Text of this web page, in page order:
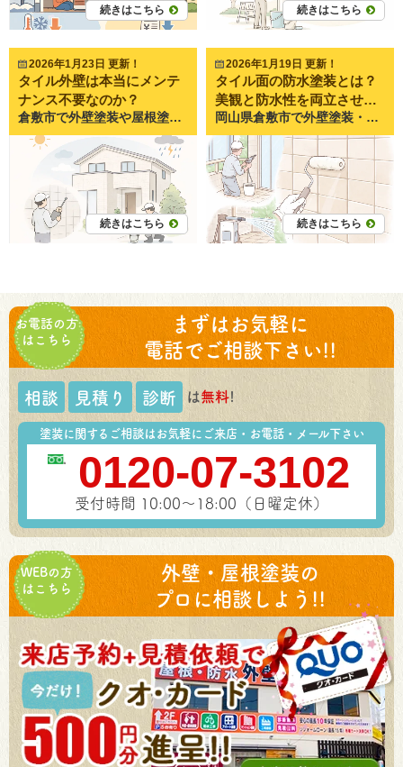
続きはこちら 続きはこちら
2026年1月23日 更新！
タイル外壁は本当にメンテ
ナンス不要なのか？
倉敷市で外壁塗装や屋根塗装のご相談をいただく中で、非常に多いご質問のひとつが「タイル外壁はメンテナンスがいらないのでは？」というものです。 タイル外壁と聞くと、高級感があり、長期間きれいな状態を保てる外壁材というイメージを持たれている方も多いのではないでしょうか。 確かに、タイル外壁は他の外壁材と比べて耐久性が高く、塗り替えの必要がない点が大きな特徴です。そのため「外壁塗装は不要」「屋根塗装だけ考えればいい」と思われがちですが、実際には注意しておきたいポイントも存在します。 今回は、倉敷市で塗装業を営むペイントプロ美達が、タイル外壁の特徴やメリット、そして本当にメンテナンスが不要なのかについて、わかりやすく解説していきます。タイル外壁の住宅にお住まいの方や、これから外壁リフォームを検討されている方は、ぜひ参考にしてみてください。 外壁材の種類とタイル外壁の立ち位置 住宅に使用される外壁材には、さまざまな種類があります。 代表的なものとして、モルタル塗り壁、窯業系サイディング、金属サイディング、ALCパネル、そしてタイル外壁が挙げられます。 モルタルやサイディング外壁は、定期的な外壁塗装によって防水性や美観を維持する必要があります。一方で、タイル外壁は素材自体が非常に強く、紫外線や雨風の影響を受けにくいため、塗装による保護を基本的に必要としません。 倉敷市内でも、築年数が経過しているにもかかわらず、外観の印象がほとんど変わらないタイル外壁の住宅を見かけることがあります。こうした点から、タイル外壁は「メンテナンスフリー」という言葉で表現されることが多くなっています。 タイル外壁が選ばれる理由と高級感 タイル外壁の最大の魅力は、やはりその高級感です。 タイルは粘土や無機質の原料を成形し、高温で焼き固めて作られる建材で、内壁や床、浴室など幅広い場所で使用されています。外壁に使用すると、独特の立体感や重量感が生まれ、住宅全体に重厚な印象を与えてくれます。 外壁塗装で色を変える住宅とは異なり、素材そのものの質感や風合いを楽しめる点も、タイル外壁ならではの特徴です。デザイン性を重視した住宅や、長く飽きのこない外観を求める方にとって、タイル外壁は非常に魅力的な選択肢と言えるでしょう。 タイル外壁の耐久性と性能面の強み タイル外壁は見た目だけでなく、性能面でも優れています。 外壁は常に紫外線や雨風にさらされ、住宅を守る役割を果たしていますが、タイルは無機質素材であるため、劣化しにくいという特性を持っています。 色あせが起こりにくく、傷もつきにくいため、美観を長期間維持しやすい点が大きなメリットです。また、吸水率が低いため雨水が内部に浸透しにくく、建物の構造部分を守る効果も期待できます。 さらに、適切な施工が行われていれば、地震が起きた際にも簡単に剥がれ落ちる心配は少ないとされています。こうした理由から、タイル外壁は耐久性を重視する方に選ばれやすい外壁材となっています。 タイル外壁は本当に何もしなくていいのか ここまで聞くと、「やはりタイル外壁なら外壁塗装も屋根塗装もあまり気にしなくていいのでは？」と思われるかもしれません。 しかし、タイルそのものが丈夫であっても、外壁全体として見ると、まったくメンテナンスが不要というわけではありません。 特に注意が必要なのが、タイル以外の部分です。外壁には、付帯部や目地など、タイル以外の材料が多く使われています。これらの部分は、タイル本体よりも先に劣化が進むケースが少なくありません。 目地に使われるシーリング材の劣化 タイルとタイルの間には、シーリング材（コーキング材）が施工されています。 このシーリング材は、建物の動きに追従しながら防水性を確保する重要な役割を担っています。 しかし、シーリング材は紫外線や雨風の影響を受けやすく、年月とともに硬化やひび割れが発生します。倉敷市のように、夏の強い日差しや梅雨時期の湿気、冬場の気温差がある地域では、劣化の進行は避けられません。 シーリングが劣化すると、防水性が低下し、雨水が内部に侵入する原因になります。そのため、タイル外壁であっても、目地部分については10年に一度を目安に点検や補修を行うことが大切です。 タイルの浮きは見逃してはいけない劣化症状 タイル外壁で注意したいもうひとつのポイントが、タイルの浮きです。 タイルの浮きは、打診棒を使って表面を叩き、音の違いによって確認します。 浮きが発生する原因としては、下地となるモルタルや接着剤の経年劣化、施工時の不具合などが考えられます。浮いた状態を放置すると、やがてタイルが剥がれ落ちる可能性があり、非常に危険です。 補修方法としては、エポキシ樹脂を注入して固定する方法や、モルタルを使用して貼り直す方法があります。劣化の程度によっては、既存のタイルを撤去し、新しいタイルに張り替える必要が出てくる場合もあります。 ひび割れや破損が起こるケース タイル外壁は耐久性が高いとはいえ、ひび割れや破損がまったく起こらないわけではありません。 強い衝撃が加わった場合や、下地の動きが大きい場合には、タイル自体に劣化症状が現れることがあります。 ひび割れの状態によっては、タイルを張り替えずに、シーリング材や特殊なアクリル樹脂を使用して補修できるケースもあります。ただし、症状を放置すると被害が拡大する可能性があるため、早めの対応が重要です。 劣化を放置するリスク タイル外壁は「丈夫だから大丈夫」と思われがちですが、劣化を放置してしまうと、美観を損なうだけでなく、建物構造にまで影響を与える可能性があります。 特にタイルの浮きや剥がれは、落下の危険があるため、メンテナンス時期に関係なく、異変を感じたら早めに点検を行うことが重要です。 外壁塗装や屋根塗装と同様に、タイル外壁も定期的なチェックが住まいを守ることにつながります。 クリア塗装というメンテナンス方法 タイル外壁は基本的に塗装メンテナンスが不要ですが、無色のクリア塗料を使用した塗装を行うことは可能です。 クリア塗装を施すことで、撥水性を高めたり、表面にツヤを与えたりする効果が期待できます。 美観維持や表面保護を目的として、外壁塗装や屋根塗装とあわせて検討される方もいらっしゃいます。施工を検討する際は、専門業者に状態を確認してもらうことが大切です。 タイル外壁でも定期点検が住まいを守る メンテナンスフリーと呼ばれるタイル外壁ですが、美観や耐久性を長く保つためには、定期的な点検と適切な補修が欠かせません。 何も問題がないように見えても、目地や下地部分では劣化が進行しているケースもあります。 倉敷市で外壁塗装や屋根塗装、タイル外壁の点検や補修をご検討中の方は、地域密着の塗装業者であるペイントプロ美達までお気軽にご相談ください。 お住まいの状態に合わせた最適なメンテナンス方法をご提案いたします。 ▼▼▼お問い合わせはこちらから▼▼▼ ↓↓↓無料で見積相談してみませんか？↓↓↓ お電話でのお問い合わせはこちら⇒0120-07-3102 ホームページからのお問い合わせはこちら⇒お問い合わせフォーム ペイントプロ美達は岡山県倉敷市を中心に高品質な 屋根塗装・外壁塗装・雨漏り工事・防水工事をご提供する専門店です
続きはこちら
2026年1月19日 更新！
タイル面の防水塗装とは？
美観と防水性を両立させる
ために知っておきたい重要
ポイント
岡山県倉敷市で外壁塗装・屋根塗装を行っているペイントプロ美達です。 いつも当社のブログをご覧いただき、誠にありがとうございます。 倉敷市でも近年、タイル張りの外壁や床を採用した住宅や建物が増えています。タイルは重厚感があり、年月が経っても古さを感じにくい素材として人気があります。そのため「タイルは丈夫だから、外壁塗装や防水工事は必要ない」と思われる方も多いのではないでしょうか。 しかし実際には、タイル面であっても定期的な点検や防水対策は欠かせません。タイル自体は水を吸いにくい素材ですが、目地や下地部分は経年劣化によって少しずつ傷んでいきます。今回は、タイル面の防水塗装について、外壁塗装・屋根塗装の専門業者の視点から詳しく解説していきます。 【タイル面の防水塗装とはどのような施工なのか】 タイル張りの外壁や床は、一見すると非常に頑丈で雨水の影響を受けにくそうに見えます。確かにタイルそのものは陶器質で、水をほとんど通しません。ただし、タイルとタイルの間にある目地材は、紫外線や雨風の影響を強く受け、年数とともに劣化していきます。 目地が痩せたりひび割れたりすると、そこから雨水が内部に入り込み、下地や構造体に悪影響を及ぼす可能性があります。さらに、下地に水分が溜まることでタイルの浮きや剥がれが発生し、最悪の場合は落下事故につながる恐れもあります。 こうしたリスクを防ぐために行うのが、タイル面の防水塗装です。防水性能を持つ塗料やコーティング材をタイル表面に塗布することで、雨水の侵入を抑え、建物内部を守ります。透明な防水材を使用すれば、タイル本来の色合いや質感を活かしたまま施工できるため、美観を重視する方にも適した外壁塗装の一種といえます。 【タイル面防水塗装の目的と効果】 タイル面の防水塗装には、いくつかの重要な役割があります。 まず大きな目的は、防水性の向上です。目地や微細なひび割れから侵入する雨水を防ぐことで、外壁内部や下地の劣化を抑制します。倉敷市は季節によって降雨量が多く、台風や集中豪雨の影響を受けることもあるため、外壁塗装や屋根塗装と同様に防水対策は非常に重要です。 次に、美観の維持が挙げられます。防水塗装やコーティングを施すことで、汚れが付着しにくくなり、雨だれやカビ、コケの発生を抑えやすくなります。タイルの表面に自然な艶が生まれ、新築時のような美しさを長く保つことができます。 さらに、劣化スピードを遅らせる効果も期待できます。水分や汚れが直接下地に影響を与えにくくなるため、タイルや目地、下地の寿命を延ばすことにつながります。結果として、将来的な大規模修繕や張り替え工事のリスクを軽減できます。 築10年以上が経過したタイル外壁では、見た目に大きな問題がなくても内部で劣化が進んでいるケースが多く見られます。外壁塗装や屋根塗装と同じく、予防的なメンテナンスとしてタイル面の防水塗装は非常に有効です。 【タイル面防水塗装の施工の流れ】 タイル面の防水塗装は、正しい手順で行うことがとても重要です。まず最初に行うのが現地調査です。タイルの浮きや割れ、目地の状態、下地の劣化状況を丁寧に確認します。必要に応じて打診調査を行い、内部に空洞がないかもチェックします。 次に下地補修を行います。浮いているタイルは張り替えや注入補修を行い、ひび割れがある場合は補修材で補強します。目地が劣化している場合は、シーリング材の打ち替えや増し打ちを実施します。この工程を省いてしまうと、防水塗装を行っても十分な効果が得られません。 補修が完了した後は、高圧洗浄でタイル表面の汚れやカビ、排気ガスの付着物を徹底的に除去します。外壁塗装や屋根塗装と同様、下地を清潔な状態に整えることが仕上がりと耐久性を左右します。 その後、防水材やトップコートを塗布します。透明な防水コーティング材を使用すれば、既存のタイルデザインをそのまま活かすことができますし、半透明や着色タイプを選べば、外観の印象をやわらかく変えることも可能です。 【タイル面防水塗装で注意すべき点】 タイル面の防水塗装は、どんな状態のタイルにも万能というわけではありません。タイルの浮きが広範囲に及んでいる場合や、下地の劣化が深刻な場合は、塗装だけでは根本的な解決にならないことがあります。その場合は、外壁塗装とは別に、部分的な張り替えや下地補修を優先する必要があります。 また、防水材の種類によって耐久年数や仕上がりの質感は大きく異なります。短期間向けの材料もあれば、長期的な耐久性を持つ高性能な材料もあります。見積もりの際には、使用する防水材の特徴や耐久性、メンテナンスの目安についてしっかり説明を受けることが大切です。 【倉敷市でタイル面防水塗装を検討するなら】 倉敷市で外壁塗装や屋根塗装、タイル面の防水塗装を検討する際は、施工実績が豊富で、下地補修を含めた総合的な提案ができる業者を選ぶことが重要です。 ペイントプロ美達では、外壁塗装・屋根塗装だけでなく、タイル外壁の防水対策についても建物の状態に合わせた最適な施工をご提案しています。見た目の美しさだけでなく、将来の安心まで見据えた施工を心がけています。 【まとめ】 タイル面の防水塗装は、タイル特有の高級感ある外観を保ちながら、雨水の侵入を防ぐために欠かせないメンテナンスです。タイルは丈夫な素材ですが、目地や下地の劣化は避けられません。外壁塗装や屋根塗装と同様に、適切なタイミングで点検と施工を行うことで、建物の寿命を大きく伸ばすことができます。 倉敷市でタイル外壁や床の防水性が気になっている方は、ぜひ一度ペイントプロ美達へご相談ください。建物の状態を丁寧に確認し、美観と防水性を両立させる最適なご提案をいたします。 ▼▼▼お問い合わせはこちらから▼▼▼ ↓↓↓無料で見積相談してみませんか？↓↓↓ お電話でのお問い合わせはこちら⇒0120-07-3102 ホームページからのお問い合わせはこちら⇒お問い合わせフォーム ペイントプロ美達は岡山県倉敷市を中心に高品質な 屋根塗装・外壁塗装・雨漏り工事・防水工事をご提供する専門店です
続きはこちら
お電話の方
はこちら
まずはお気軽に
電話でご相談下さい!!
相談 見積り 診断 は無料!
塗装に関するご相談はお気軽にご来店・お電話・メール下さい
0120-07-3102
受付時間 10:00～18:00（日曜定休）
WEBの方
はこちら
外壁・屋根塗装の
プロに相談しよう!!